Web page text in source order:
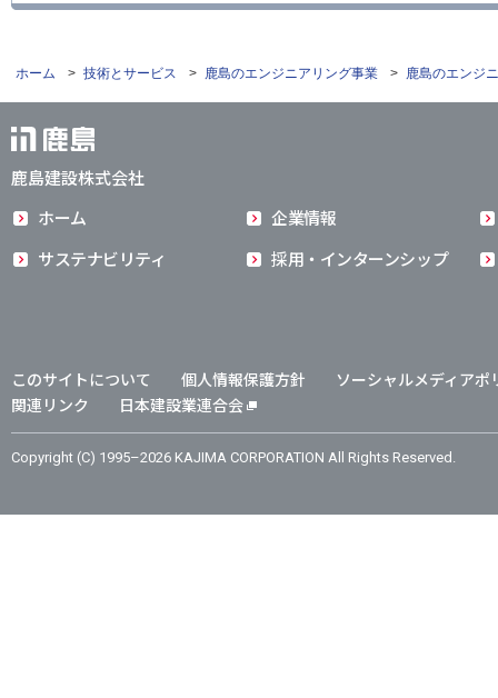
ホーム > 技術とサービス > 鹿島のエンジニアリング事業 > 鹿島のエンジ
鹿島建設株式会社
ホーム
企業情報
サステナビリティ 採用・インターンシップ
このサイトについて 個人情報保護方針
ソーシャルメディアポ
関連リンク
日本建設業連合会
Copyright (C) 1995–2026 KAJIMA CORPORATION All Rights Reserved.